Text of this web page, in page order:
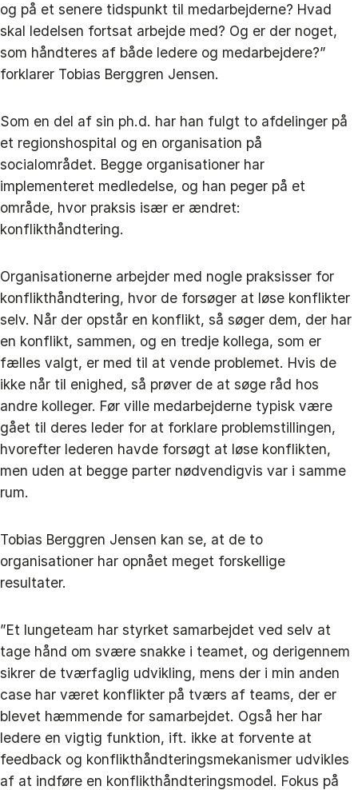
og på et senere tidspunkt til medarbejderne? Hvad
skal ledelsen fortsat arbejde med? Og er der noget,
som håndteres af både ledere og medarbejdere?”
forklarer Tobias Berggren Jensen.
Som en del af sin ph.d. har han fulgt to afdelinger på
et regionshospital og en organisation på
socialområdet. Begge organisationer har
implementeret medledelse, og han peger på et
område, hvor praksis især er ændret:
konflikthåndtering.
Organisationerne arbejder med nogle praksisser for
konflikthåndtering, hvor de forsøger at løse konflikter
selv. Når der opstår en konflikt, så søger dem, der har
en konflikt, sammen, og en tredje kollega, som er
fælles valgt, er med til at vende problemet. Hvis de
ikke når til enighed, så prøver de at søge råd hos
andre kolleger. Før ville medarbejderne typisk være
gået til deres leder for at forklare problemstillingen,
hvorefter lederen havde forsøgt at løse konflikten,
men uden at begge parter nødvendigvis var i samme
rum.
Tobias Berggren Jensen kan se, at de to
organisationer har opnået meget forskellige
resultater.
”Et lungeteam har styrket samarbejdet ved selv at
tage hånd om svære snakke i teamet, og derigennem
sikrer de tværfaglig udvikling, mens der i min anden
case har været konflikter på tværs af teams, der er
blevet hæmmende for samarbejdet. Også her har
ledere en vigtig funktion, ift. ikke at forvente at
feedback og konflikthåndteringsmekanismer udvikles
af at indføre en konflikthåndteringsmodel. Fokus på